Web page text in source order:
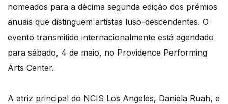
nomeados para a décima segunda edição dos prémios
anuais que distinguem artistas luso-descendentes. O
evento transmitido internacionalmente está agendado
para sábado, 4 de maio, no Providence Performing
Arts Center.
A atriz principal do NCIS Los Angeles, Daniela Ruah, e